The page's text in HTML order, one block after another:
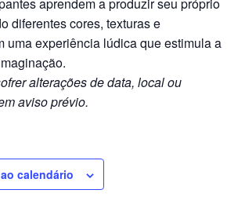
diferentes cores, texturas e
uma experiência lúdica que estimula a
alterações de data, local ou
aviso prévio.
calendário